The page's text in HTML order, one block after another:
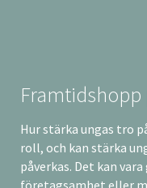
Hur stärka ungas tro
roll, och kan stärka
påverkas. Det kan
företagsamhet eller